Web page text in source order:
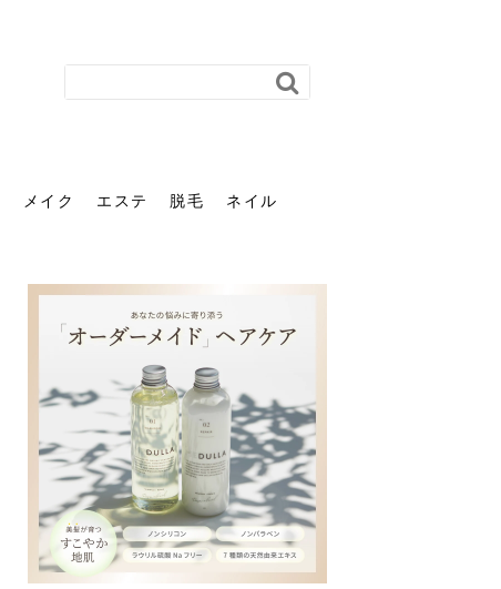
花粉で髪がパサパサするの
はなぜ？原因と落とし方・
防ぎ方を紹介
花粉の季節になると、髪がパサつく、
広がる、手触りが悪いと感じた経験は
ありま...
肌に合う髪色、どう見つけ
る？「イエベ」「ブルベ」
診断と...
美容室で素敵なヘアカラーに染めても
らったのに、家に帰って鏡を見たら、
「なん...
40代のパーマがダレる原因
とは？自宅でできる復活術
と長...
パーマをかけたばかりなのに、もうカ
ールがダレてしまったと感じている方
はいな...
前髪を薄くするための美容
院の頼み方とは？失敗しな
いため...
前髪は薄くしたほうが今風でおしゃれ
だと思っている人は、前髪を早く変え
たいと...
ヘッドスパで頭皮をケアし
よう！ヘッドスパの効果と
おすすめの人
普段目に見えない頭皮ですが、何のケ
アもせずに放っておくとダメージが蓄
積して...
ストレスで髪の毛はどう変
わる？抜け毛・パサつきの
原因と...
最近、髪のツヤがなくなったという方
や、抜け毛が増えたと悩んでいる方
は、スト...
40代の髪を悩みに最適！韓
国発「ダリーフ」でヘアセ
ット...
韓国コスメを使うのは若い子だけだと
思っていないでしょうか？ダリーフの
グラム...
メイク
「おしゃれ」と「身だしな
み」は違う。相手に信頼感
を与え...
新しい環境に臨むとき、多くの人が意
識するのが「身だしなみ」です。特に
メイク...
エステ
エステの勧誘が怖い人へ。
断ることは悪くない。自分
を守る...
「初回限定〇〇円！」そんなお得な体
験エステに行ってみたいけど、『押し
に弱い...
脱毛
「今さら」なんて言わせな
い。40代のVIO・顔脱毛、
賢...
40代になって、ふと自分のムダ毛のこ
とが気になり始めたけど、「今から脱
毛を...
ネイル
オフィスネイルでも「キラ
キラ」はOK？派手に見えな
い上...
仕事中も、ふとした瞬間に自分の指先
を見て、気分が上がるという心ときめ
く「キ...
ジュベルック スキンの効果
とは？毛穴・ニキビ跡への
変化...
ニキビ跡の凸凹をどうにかしたいと、
本気の痩身と体質改善に。
アーユルヴェーダに基づく
「イン...
自己流のダイエットではなかなか落ち